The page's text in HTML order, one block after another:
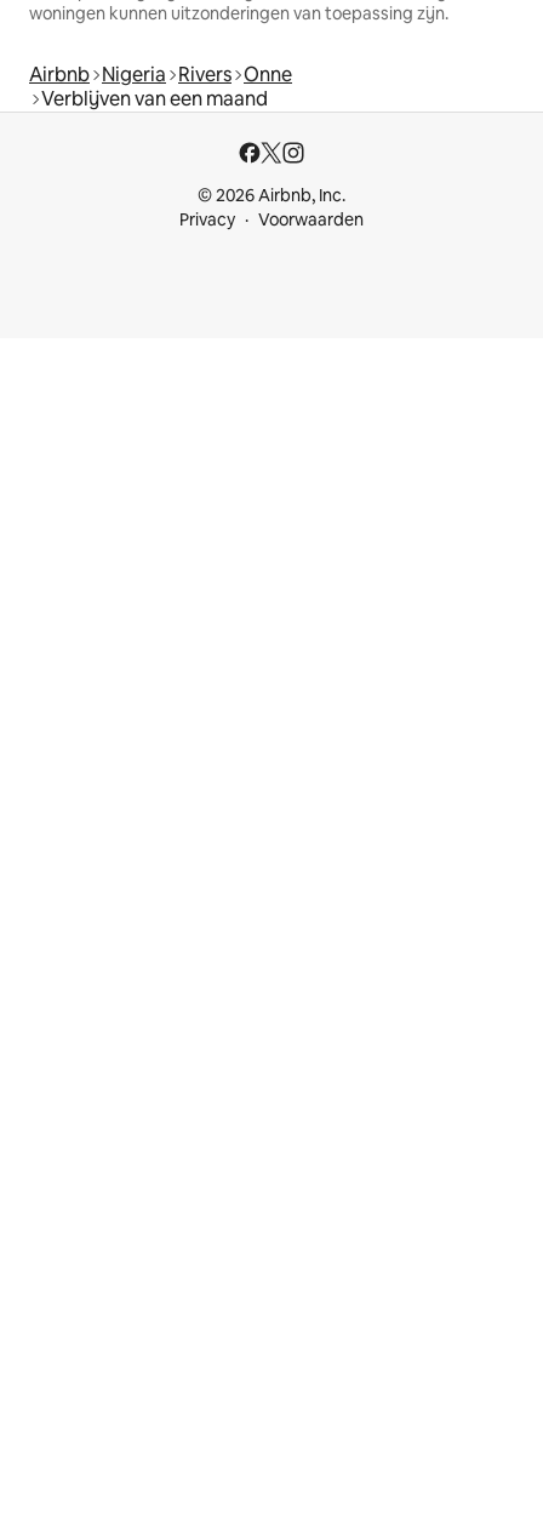
woningen kunnen uitzonderingen van toepassing zijn.
Airbnb Nigeria Rivers Onne
Verblijven van een maand
© 2026 Airbnb, Inc.
Privacy
Voorwaarden